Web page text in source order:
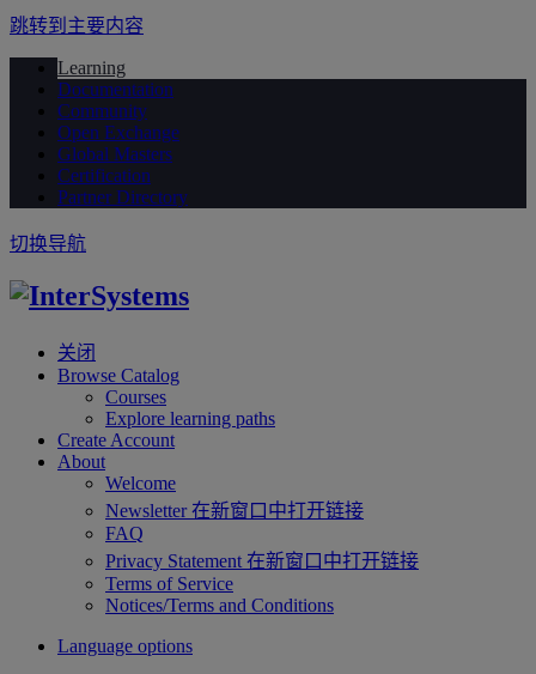
跳转到主要内容
Learning
Documentation
Community
Open Exchange
Global Masters
Certification
Partner Directory
切换导航
关闭
Browse Catalog
Courses
Explore learning paths
Create Account
About
Welcome
Newsletter在新窗口中打开链接
FAQ
Privacy Statement 在新窗口中打开链接
Terms of Service
Notices/Terms and Conditions
Language options